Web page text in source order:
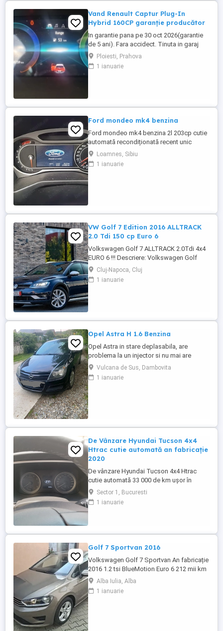
Vand Renault Captur Plug-In
Hybrid 160CP garanție producător
In garantie pana pe 30 oct 2026(garantie
de 5 ani). Fara accidect. Tinuta in garaj
(arata ca noua, nu are zgarieturi). Folosita
doar la naveta(30km zilnic). Nu are urme
de uzura, placutele si discurile nu sunt
Ploiesti, Prahova
1 ianuarie
Ford mondeo mk4 benzina
Ford mondeo mk4 benzina 2l 203cp cutie
automată recondiționată recent unic
proprietar estetic 8 10 cu mici defecte
specifice vârstei cutia dotări toate
funcționale se oferă fiscal preț negociabil
Loamnes, Sibiu
1 ianuarie
VW Golf 7 Edition 2016 ALLTRACK
2.0 Tdi 150 cp Euro 6
Volkswagen Golf 7 ALLTRACK 2.0Tdi 4x4
EURO 6 !!! Descriere: Volkswagen Golf
Alltrack 2016, o mașină care îmbină
perfect performanța unui motor de 2.0 TDI
(150CP) cu eficiența și confortul premium.
Cluj-Napoca, Cluj
1 ianuarie
Opel Astra H 1.6 Benzina
Opel Astra in stare deplasabila, are
problema la un injector si nu mai are
putere dar se poate deplasa, pretul este
negociabil la fata locului, masina are si
instalație Gpl omologată.
Vulcana de Sus, Dambovita
1 ianuarie
De Vânzare Hyundai Tucson 4x4
Htrac cutie automată an fabricație
2020
De vânzare Hyundai Tucson 4x4 Htrac
cutie automată 33 000 de km ușor în
creștere an fabricație 2020 ,anul trecut a
ieșit din garanție, revizie efectuată la
30000 de km ,schimb ulei și filtre.Climă
electrice, oglinzi electrice ,rabatabile ...
Sector 1, Bucuresti
1 ianuarie
Golf 7 Sportvan 2016
Volkswagen Golf 7 Sportvan An fabricație
2016 1.2 tsi BlueMotion Euro 6 212 mii km
reali, carte service etc. Import Germania
TEL.
Alba Iulia, Alba
1 ianuarie